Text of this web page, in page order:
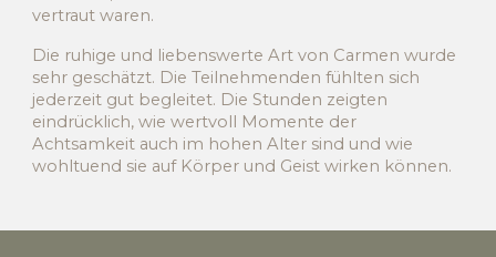
vertraut waren.
Die ruhige und liebenswerte Art von Carmen wurde
sehr geschätzt. Die Teilnehmenden fühlten sich
jederzeit gut begleitet. Die Stunden zeigten
eindrücklich, wie wertvoll Momente der
Achtsamkeit auch im hohen Alter sind und wie
wohltuend sie auf Körper und Geist wirken können.